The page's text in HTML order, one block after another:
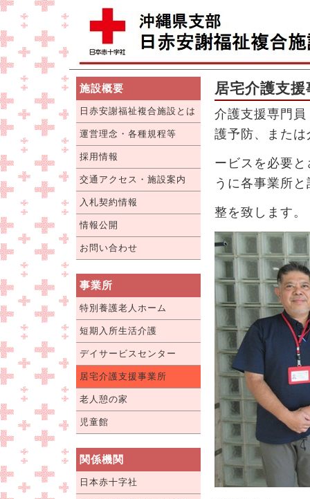
居宅介護支
介護支援専門
護予防、または
ービスを必要
うに各事業所
整を致します。
施設概要
日赤安謝福祉複合施設とは
運営理念・各種規程等
採用情報
交通アクセス・施設案内
入札契約情報
情報公開
お問い合わせ
事業所
特別養護老人ホーム
短期入所生活介護
デイサービスセンター
居宅介護支援事業所
老人憩の家
児童館
関係機関
日本赤十字社